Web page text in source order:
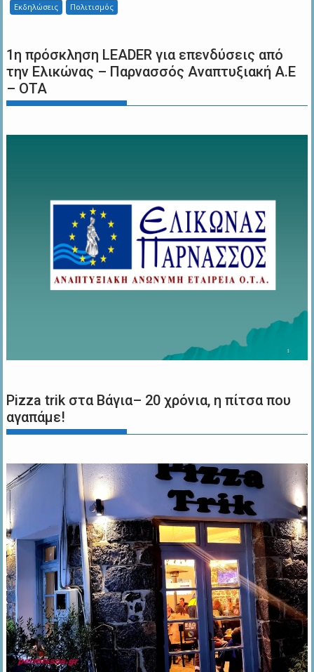
Εκδηλώσεις Πολιτισμός
1η πρόσκληση LEADER για επενδύσεις από
την Ελικώνας – Παρνασσός Αναπτυξιακή Α.Ε
– ΟΤΑ
Pizza trik στα Βάγια– 20 χρόνια, η πίτσα που
αγαπάμε!